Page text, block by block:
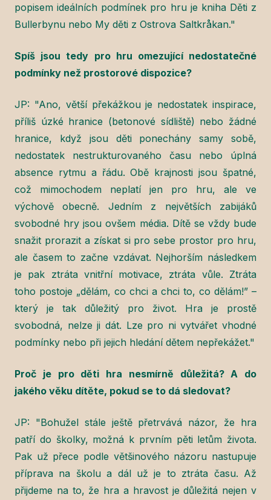
popisem ideálních podmínek pro hru je kniha Děti z
Bullerbynu nebo My děti z Ostrova Saltkråkan."
Spíš jsou tedy pro hru omezující nedostatečné
podmínky než prostorové dispozice?
JP: "Ano, větší překážkou je nedostatek inspirace,
příliš úzké hranice (betonové sídliště) nebo žádné
hranice, když jsou děti ponechány samy sobě,
nedostatek nestrukturovaného času nebo úplná
absence rytmu a řádu. Obě krajnosti jsou špatné,
což mimochodem neplatí jen pro hru, ale ve
výchově obecně. Jedním z největších zabijáků
svobodné hry jsou ovšem média. Dítě se vždy bude
snažit prorazit a získat si pro sebe prostor pro hru,
ale časem to začne vzdávat. Nejhorším následkem
je pak ztráta vnitřní motivace, ztráta vůle. Ztráta
toho postoje „dělám, co chci a chci to, co dělám!” –
který je tak důležitý pro život. Hra je prostě
svobodná, nelze ji dát. Lze pro ni vytvářet vhodné
podmínky nebo při jejich hledání dětem nepřekážet."
Proč je pro děti hra nesmírně důležitá? A do
jakého věku dítěte, pokud se to dá sledovat?
JP: "Bohužel stále ještě přetrvává názor, že hra
patří do školky, možná k prvním pěti letům života.
Pak už přece podle většinového názoru nastupuje
příprava na školu a dál už je to ztráta času. Až
přijdeme na to, že hra a hravost je důležitá nejen v